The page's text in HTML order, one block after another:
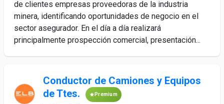
de clientes empresas proveedoras de la industria
minera, identificando oportunidades de negocio en el
sector asegurador. En el día a día realizará
principalmente prospección comercial, presentación...
Conductor de Camiones y Equipos
de Ttes.
Premium